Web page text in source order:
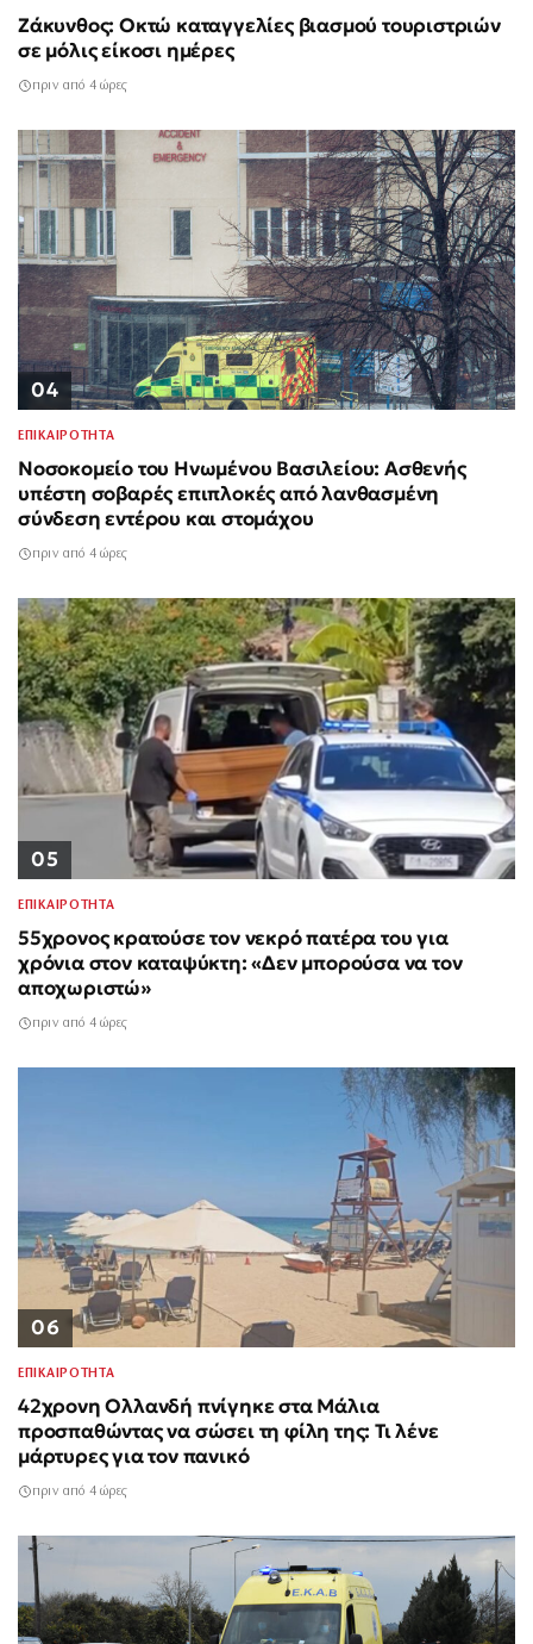
Ζάκυνθος: Οκτώ καταγγελίες βιασμού τουριστριών
σε μόλις είκοσι ημέρες
πριν από 4 ώρες
04
ΕΠΙΚΑΙΡΟΤΗΤΑ
Νοσοκομείο του Ηνωμένου Βασιλείου: Ασθενής
υπέστη σοβαρές επιπλοκές από λανθασμένη
σύνδεση εντέρου και στομάχου
πριν από 4 ώρες
05
ΕΠΙΚΑΙΡΟΤΗΤΑ
55χρονος κρατούσε τον νεκρό πατέρα του για
χρόνια στον καταψύκτη: «Δεν μπορούσα να τον
αποχωριστώ»
πριν από 4 ώρες
06
ΕΠΙΚΑΙΡΟΤΗΤΑ
42χρονη Ολλανδή πνίγηκε στα Μάλια
προσπαθώντας να σώσει τη φίλη της: Τι λένε
μάρτυρες για τον πανικό
πριν από 4 ώρες